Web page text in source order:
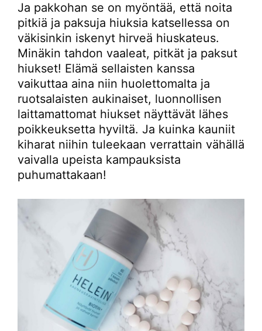
Ja pakkohan se on myöntää, että noita
pitkiä ja paksuja hiuksia katsellessa on
väkisinkin iskenyt hirveä hiuskateus.
Minäkin tahdon vaaleat, pitkät ja paksut
hiukset! Elämä sellaisten kanssa
vaikuttaa aina niin huolettomalta ja
ruotsalaisten aukinaiset, luonnollisen
laittamattomat hiukset näyttävät lähes
poikkeuksetta hyviltä. Ja kuinka kauniit
kiharat niihin tuleekaan verrattain vähällä
vaivalla upeista kampauksista
puhumattakaan!